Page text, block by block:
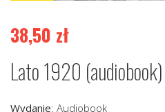
38,50 zł
Lato 1920 (audiobook)
Wydanie: Audiobook